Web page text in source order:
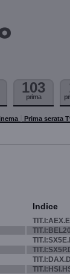
103
prima
Prima serata
Indice